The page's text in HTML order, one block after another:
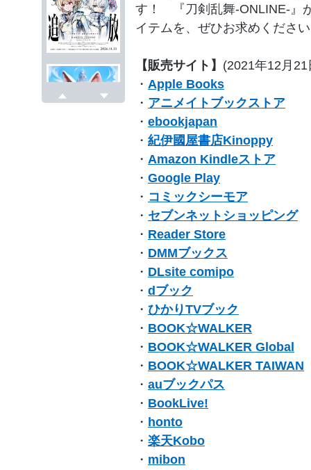
す！ 『刀剣乱舞-ONLINE-』
イテムを、ぜひお求めくださ
【販売サイト】 (2021年12月21
・ Apple Books
・ アニメイトブックストア
・ ebookjapan
・ 紀伊國屋書店Kinoppy
・ Amazon Kindleストア
・ Google Play
・ コミックシーモア
・ セブンネットショッピング
・ Reader Store
・ DMMブックス
・ DLsite comipo
・ dブック
・ ひかりTVブック
・ BOOK☆WALKER
・ BOOK☆WALKER Global
・ BOOK☆WALKER TAIWAN
・ auブックパス
・ BookLive!
・ honto
・ 楽天Kobo
・ mibon